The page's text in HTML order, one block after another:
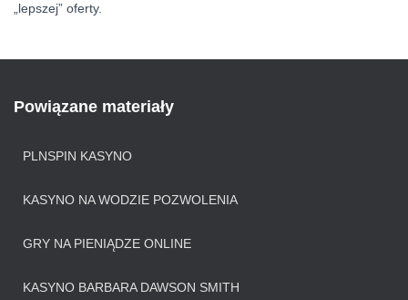
„lepszej” oferty.
Powiązane materiały
PLNSPIN KASYNO
KASYNO NA WODZIE POZWOLENIA
GRY NA PIENIĄDZE ONLINE
KASYNO BARBARA DAWSON SMITH